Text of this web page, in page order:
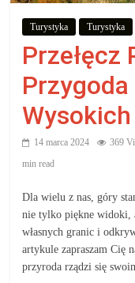
aby
co
kupić.
co
kupić,
jak
oraz
Turystyka Turystyka
Przełęcz
Wysokich
14 marca 2024 369
min read
Dla wielu z nas, góry
nie tylko piękne widoki,
własnych granic i
artykule zapraszam Cię
przyroda rządzi się